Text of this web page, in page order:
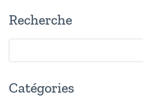
Recherche
Catégories